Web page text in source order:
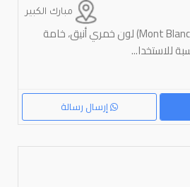
مبارك الكبير
للبيع شنطة مونت بلانك (Mont Blanc) لون خمري أنيق، خامة
للاستخدا...
إرسال رسالة